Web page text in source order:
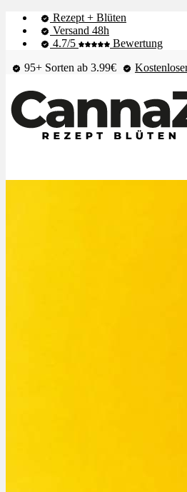
Rezept + Blüten
Versand 48h
4.7/5
Bewertung
95+ Sorten ab 3.99€